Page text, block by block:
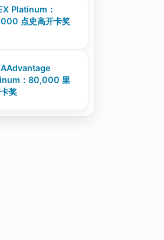
Platinum：
点史高开卡奖
：80,000 里
奖